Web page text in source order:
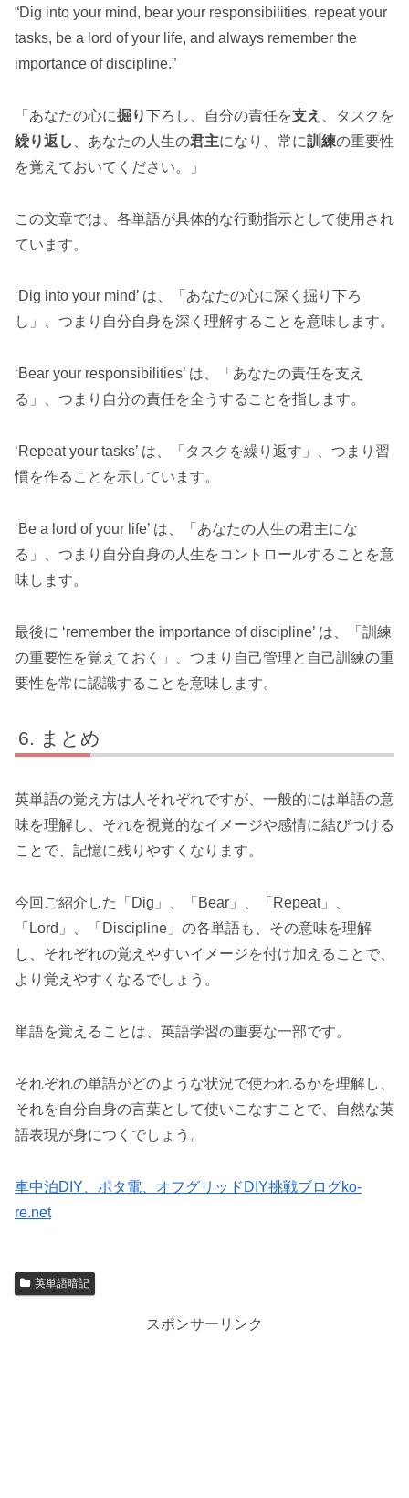
“Dig into your mind, bear your responsibilities, repeat your
tasks, be a lord of your life, and always remember the
importance of discipline.”
「あなたの心に掘り下ろし、自分の責任を支え
、タスクを
繰り返し
、あなたの人生の君主になり、常に訓練の重要性
を覚えておいてください。」
この文章では、各単語が具体的な行動指示として使用され
ています。
‘Dig into your mind’ は、「あなたの心に深く掘り下ろ
し」、つまり自分自身を深く理解することを意味します。
‘Bear your responsibilities’ は、「あなたの責任を支え
る」、つまり自分の責任を全うすることを指します。
‘Repeat your tasks’ は、「タスクを繰り返す」、つまり習
慣を作ることを示しています。
‘Be a lord of your life’ は、「あなたの人生の君主にな
る」、つまり自分自身の人生をコントロールすることを意
味します。
最後に ‘remember the importance of discipline’ は、「訓練
の重要性を覚えておく」、つまり自己管理と自己訓練の重
要性を常に認識することを意味します。
まとめ
英単語の覚え方は人それぞれですが、一般的には単語の意
味を理解し、それを視覚的なイメージや感情に結びつける
ことで、記憶に残りやすくなります。
今回ご紹介した「Dig」、「Bear」、「Repeat」、
「Lord」、「Discipline」の各単語も、その意味を理解
し、それぞれの覚えやすいイメージを付け加えることで、
より覚えやすくなるでしょう。
単語を覚えることは、英語学習の重要な一部です。
それぞれの単語がどのような状況で使われるかを理解し、
それを自分自身の言葉として使いこなすことで、自然な英
語表現が身につくでしょう。
車中泊DIY、ポタ電、オフグリッドDIY挑戦ブログko-
re.net
英単語暗記
スポンサーリンク